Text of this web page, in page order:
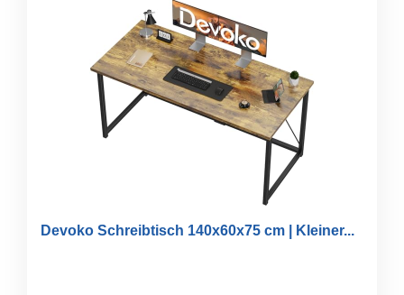
Devoko Schreibtisch 140x60x75 cm | Kleiner...